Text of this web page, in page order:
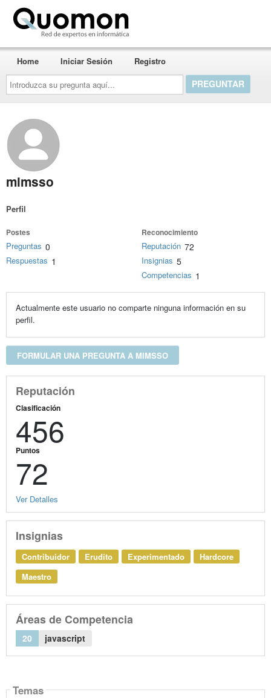
Introduzca
su
pregunta
aquí...
Home Iniciar Sesión Registro
mimsso
Perfil
Postes
Preguntas 0
Respuestas 1
Reconocimiento
Reputación 72
Insignias 5
Competencias 1
Actualmente este usuario no comparte ninguna información en su
perfil.
FORMULAR UNA PREGUNTA A MIMSSO
Reputación
Clasificación
456
Puntos
72
Ver Detalles
Insignias
Contribuidor Erudito Experimentado
Hardcore
Maestro
Áreas de Competencia
20 javascript
Temas